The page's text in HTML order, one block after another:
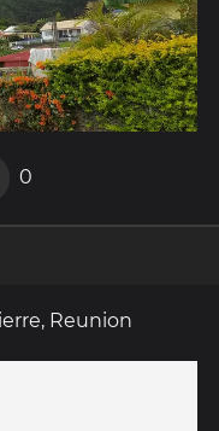
0
Reunion